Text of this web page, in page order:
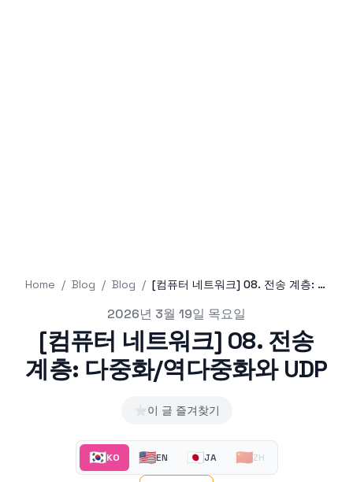
Home / Blog / Blog / [컴퓨터 네트워크] 08. 전송 계층: 다중화/역다중화와 UDP
2026년 3월 19일 목요일
[컴퓨터 네트워크] 08. 전송
계층: 다중화/역다중화와 UDP
⭐이 글 즐겨찾기
🇰🇷KO 🇺🇸EN 🇯🇵JA 🇨🇳ZH